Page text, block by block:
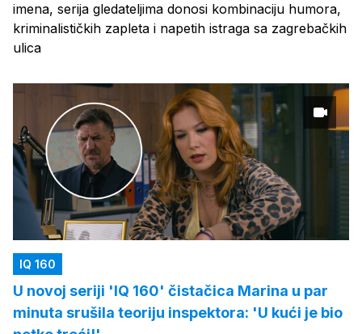
imena, serija gledateljima donosi kombinaciju humora,
kriminalističkih zapleta i napetih istraga sa zagrebačkih
ulica
IQ 160
U novoj seriji 'IQ 160' čistačica Marina u par
minuta srušila teoriju inspektora: 'U kući je bio